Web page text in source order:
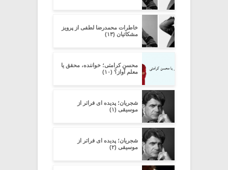
خاطرات محمدرضا لطفی از پرویز
مشکاتیان (۱۳)
محسن کرامتی؛ خواننده، محقق یا
معلم آواز؟ (۱۰)
شجریان؛ پدیده ای فراتر از
موسیقی (۱)
شجریان؛ پدیده ای فراتر از
موسیقی (۲)